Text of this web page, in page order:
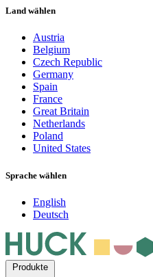
Land wählen
Austria
Belgium
Czech Republic
Germany
Spain
France
Great Britain
Netherlands
Poland
United States
Sprache wählen
English
Deutsch
Produkte